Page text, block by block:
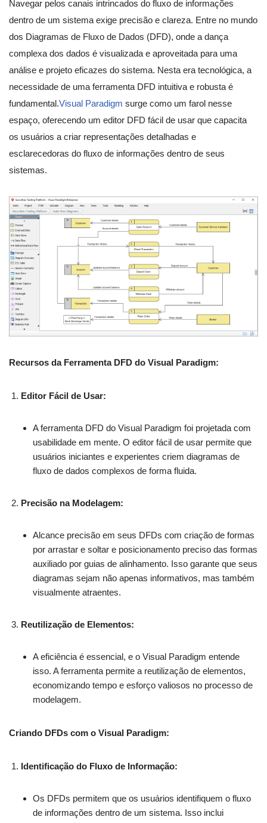
Navegar pelos canais intrincados do fluxo de informações
dentro de um sistema exige precisão e clareza. Entre no mundo
dos Diagramas de Fluxo de Dados (DFD), onde a dança
complexa dos dados é visualizada e aproveitada para uma
análise e projeto eficazes do sistema. Nesta era tecnológica, a
necessidade de uma ferramenta DFD intuitiva e robusta é
fundamental.Visual Paradigm surge como um farol nesse
espaço, oferecendo um editor DFD fácil de usar que capacita
os usuários a criar representações detalhadas e
esclarecedoras do fluxo de informações dentro de seus
sistemas.
Recursos da Ferramenta DFD do Visual Paradigm:
Editor Fácil de Usar:
A ferramenta DFD do Visual Paradigm foi projetada com
usabilidade em mente. O editor fácil de usar permite que
usuários iniciantes e experientes criem diagramas de
fluxo de dados complexos de forma fluida.
Precisão na Modelagem:
Alcance precisão em seus DFDs com criação de formas
por arrastar e soltar e posicionamento preciso das formas
auxiliado por guias de alinhamento. Isso garante que seus
diagramas sejam não apenas informativos, mas também
visualmente atraentes.
Reutilização de Elementos:
A eficiência é essencial, e o Visual Paradigm entende
isso. A ferramenta permite a reutilização de elementos,
economizando tempo e esforço valiosos no processo de
modelagem.
Criando DFDs com o Visual Paradigm:
Identificação do Fluxo de Informação:
Os DFDs permitem que os usuários identifiquem o fluxo
de informações dentro de um sistema. Isso inclui